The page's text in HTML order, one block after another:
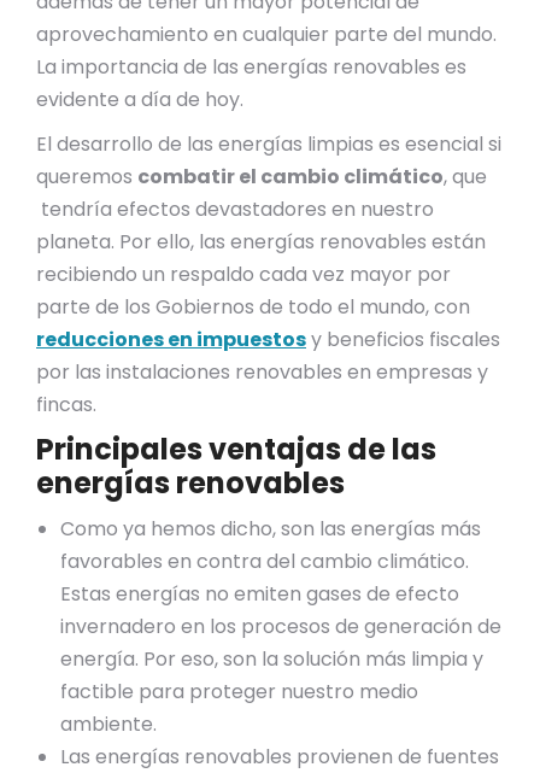
aprovechamiento en cualquier parte del mundo.
La importancia de las energías renovables es
evidente a día de hoy.
El desarrollo de las energías limpias es esencial si
queremos combatir el cambio climático, que
tendría efectos devastadores en nuestro
planeta. Por ello, las energías renovables están
recibiendo un respaldo cada vez mayor por
parte de los Gobiernos de todo el mundo, con
reducciones en impuestosy beneficios fiscales
por las instalaciones renovables en empresas y
fincas.
Principales ventajas de las
energías renovables
Como ya hemos dicho, son las energías más
favorables en contra del cambio climático.
Estas energías no emiten gases de efecto
invernadero en los procesos de generación de
energía. Por eso, son la solución más limpia y
factible para proteger nuestro medio
ambiente.
Las energías renovables provienen de fuentes